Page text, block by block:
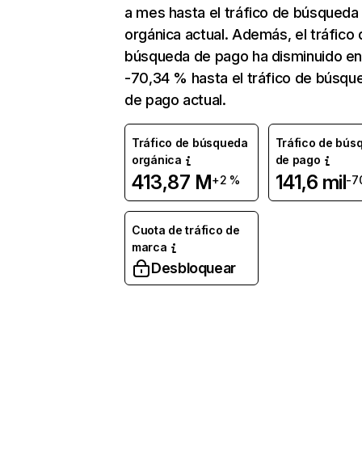
a mes hasta el tráfico de búsqueda
orgánica actual. Además, el tráfico
búsqueda de pago ha disminuido en
-70,34 % hasta el tráfico de
de pago actual.
Tráfico de búsqueda
orgánica
413,87 M+2 %
Tráfico de
de pago
141,6 mil-
Cuota de tráfico de
marca
Desbloquear